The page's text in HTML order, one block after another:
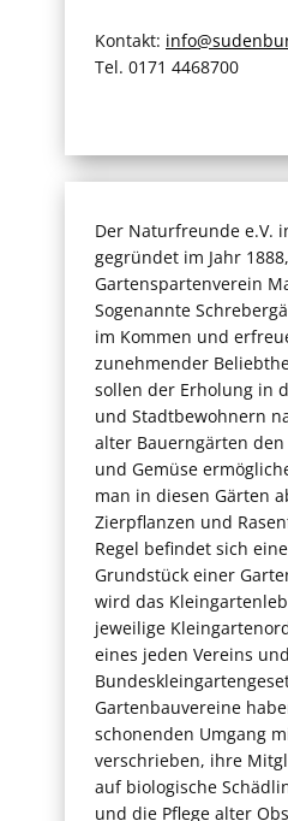
Kontakt:
Tel. 0171 4468700
Der Naturfreunde e.V.
gegründet im Jahr
Gartenspartenverein
Sogenannte
im Kommen und
zunehmender
sollen der Erholung in
und Stadtbewohnern
alter Bauerngärten
und Gemüse
man in diesen Gärten
Zierpflanzen und
Regel befindet sich
Grundstück einer
wird das
jeweilige
eines jeden Vereins
Gartenbauvereine
schonenden Umgang
verschrieben, ihre
auf biologische
und die Pflege alter